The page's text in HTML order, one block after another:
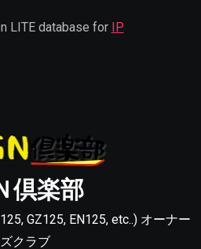
LITE database for IP
倶楽部
GZ125, EN125, etc..) オーナー
ズクラブ